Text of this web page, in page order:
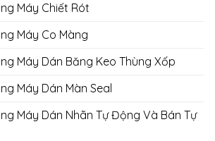
Máy Chiết Rót
Máy Co Màng
Máy Dán Băng Keo Thùng Xốp
Máy Dán Màn Seal
Máy Dán Nhãn Tự Động Và Bán Tự